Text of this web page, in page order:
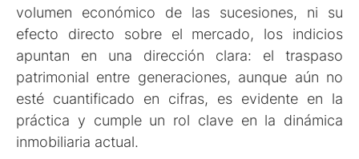
volumen económico de las sucesiones, ni su
efecto directo sobre el mercado, los indicios
apuntan en una dirección clara: el traspaso
patrimonial entre generaciones, aunque aún no
esté cuantificado en cifras, es evidente en la
práctica y cumple un rol clave en la dinámica
inmobiliaria actual.